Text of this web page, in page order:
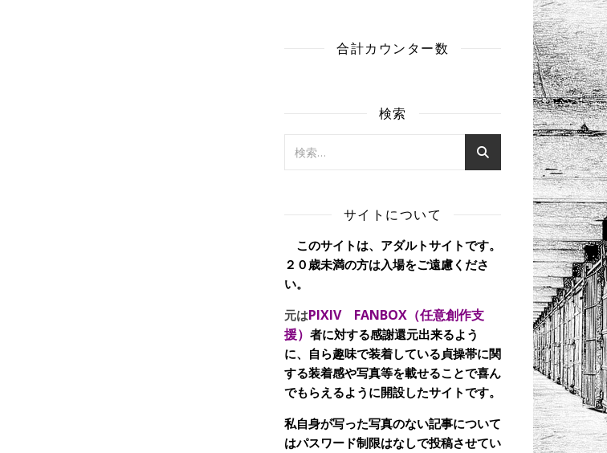
合計カウンター数
検索
サイトについて
このサイトは、アダルトサイトです。
２０歳未満の方は入場をご遠慮くださ
い。
元はPIXIV FANBOX（任意創作支
援） 者に対する感謝還元出来るよう
に、自ら趣味で装着している貞操帯に関
する装着感や写真等を載せることで喜ん
でもらえるように開設したサイトです。
私自身が写った写真のない記事について
はパスワード制限はなしで投稿させてい